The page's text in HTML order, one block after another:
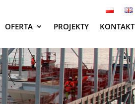
OFERTA PROJEKTY KONTAKT